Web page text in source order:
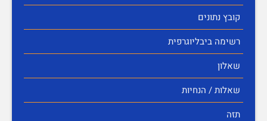
קובץ נתונים
רשימה ביבליוגרפית
שאלון
שאלות / הנחיות
תזה